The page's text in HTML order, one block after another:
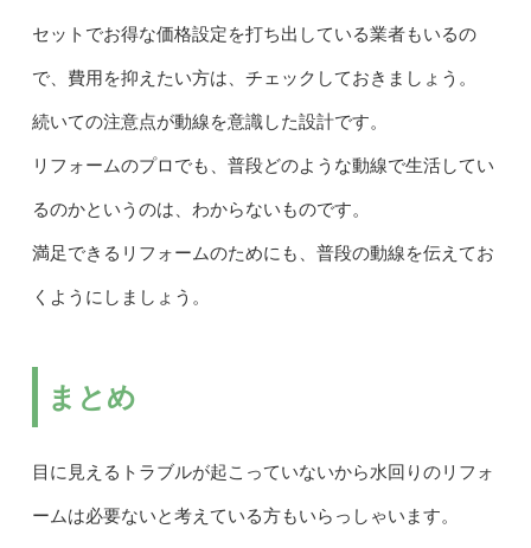
セットでお得な価格設定を打ち出している業者もいるの
で、費用を抑えたい方は、チェックしておきましょう。
続いての注意点が動線を意識した設計です。
リフォームのプロでも、普段どのような動線で生活してい
るのかというのは、わからないものです。
満足できるリフォームのためにも、普段の動線を伝えてお
くようにしましょう。
まとめ
目に見えるトラブルが起こっていないから水回りのリフォ
ームは必要ないと考えている方もいらっしゃいます。